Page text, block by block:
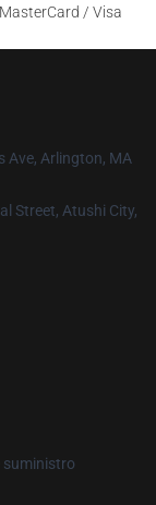
/ Visa
Ave, Arlington, MA
Street, Atushi City,
suministro